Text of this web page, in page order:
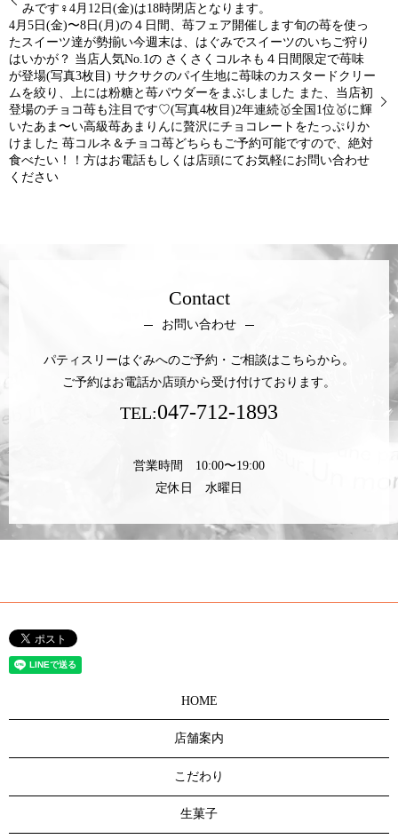
みです‍♀️4月12日(金)は18時閉店となります。
4月5日(金)〜8日(月)の４日間、苺フェア開催します旬の苺を使っ
たスイーツ達が勢揃い今週末は、はぐみでスイーツのいちご狩り
はいかが？ 当店人気No.1の さくさくコルネも４日間限定で苺味
が登場(写真3枚目) サクサクのパイ生地に苺味のカスタードクリー
ムを絞り、上には粉糖と苺パウダーをまぶしました また、当店初
登場のチョコ苺も注目です♡(写真4枚目)2年連続🥇全国1位🥇に輝
いたあま〜い高級苺あまりんに贅沢にチョコレートをたっぷりか
けました 苺コルネ＆チョコ苺どちらもご予約可能ですので、絶対
食べたい！！方はお電話もしくは店頭にてお気軽にお問い合わせ
ください
Contact
お問い合わせ
パティスリーはぐみへのご予約・ご相談はこちらから。
ご予約はお電話か店頭から受け付けております。
TEL:047-712-1893
営業時間 10:00〜19:00
定休日 水曜日
HOME
店舗案内
こだわり
生菓子